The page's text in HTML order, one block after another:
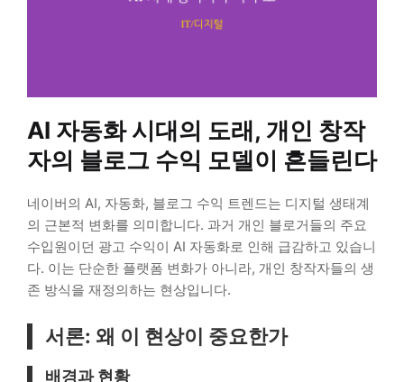
AI 자동화 시대의 도래, 개인 창작
자의 블로그 수익 모델이 흔들린다
네이버의 AI, 자동화, 블로그 수익 트렌드는 디지털 생태계
의 근본적 변화를 의미합니다. 과거 개인 블로거들의 주요
수입원이던 광고 수익이 AI 자동화로 인해 급감하고 있습니
다. 이는 단순한 플랫폼 변화가 아니라, 개인 창작자들의 생
존 방식을 재정의하는 현상입니다.
서론: 왜 이 현상이 중요한가
배경과 현황